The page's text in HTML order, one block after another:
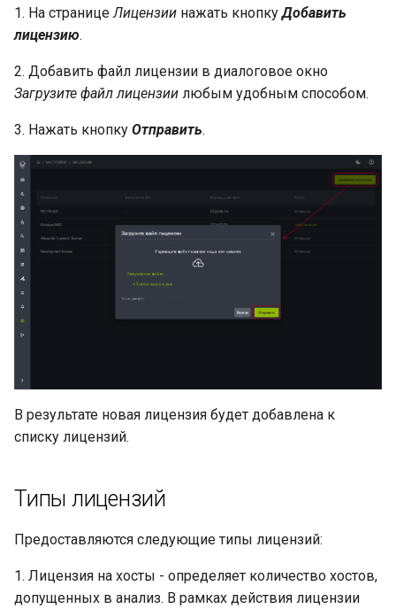
1. На странице Лицензии нажать кнопкуДобавить
лицензию.
2. Добавить файл лицензии в диалоговое окно
Загрузите файл лицензии любым удобным способом.
3. Нажать кнопку Отправить.
В результате новая лицензия будет добавлена к
списку лицензий.
Типы лицензий
Предоставляются следующие типы лицензий:
1. Лицензия на хосты - определяет количество хостов,
допущенных в анализ. В рамках действия лицензии